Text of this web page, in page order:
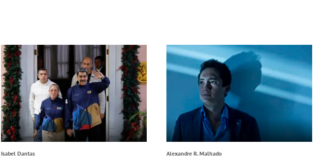
Isabel Dantas Alexandre R. Malhado